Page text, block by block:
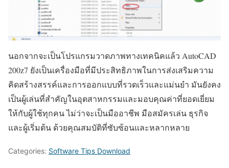
นอกจากจะเป็นโปรแกรมวาดภาพทางเทคนิคแล้ว AutoCAD
200z7 ยังเป็นเครื่องมือที่มีประสิทธิภาพในการส่งเสริมความ
คิดสร้างสรรค์และการออกแบบที่รวดเร็วและแม่นยำ มันยังคง
เป็นผู้เล่นที่สำคัญในอุตสาหกรรมและมอบคุณค่าที่ยอดเยี่ยม
ให้กับผู้ใช้ทุกคน ไม่ว่าจะเป็นมืออาชีพ มือสมัครเล่น ธุรกิจ
และผู้เริ่มต้น ด้วยคุณสมบัติที่ซับซ้อนและหลากหลาย
Categories: Software Tips Download